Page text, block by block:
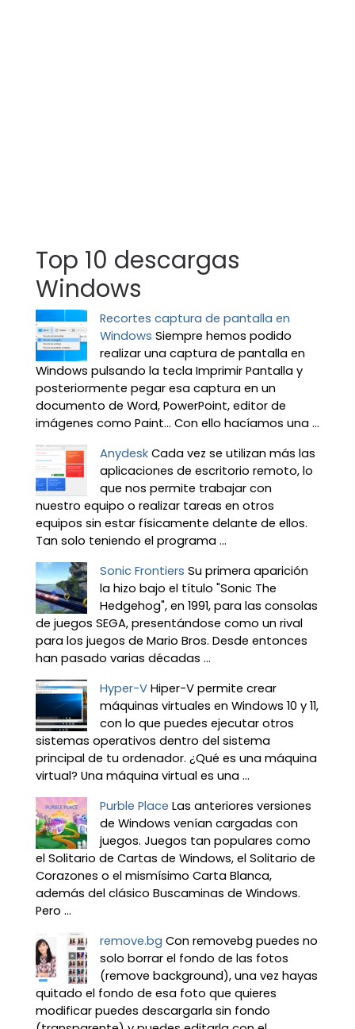
Top 10 descargas
Windows
Recortes captura de pantalla en
Windows Siempre hemos podido
realizar una captura de pantalla en
Windows pulsando la tecla Imprimir Pantalla y
posteriormente pegar esa captura en un
documento de Word, PowerPoint, editor de
imágenes como Paint… Con ello hacíamos una ...
Anydesk Cada vez se utilizan más las
aplicaciones de escritorio remoto, lo
que nos permite trabajar con
nuestro equipo o realizar tareas en otros
equipos sin estar físicamente delante de ellos.
Tan solo teniendo el programa ...
Sonic Frontiers Su primera aparición
la hizo bajo el título "Sonic The
Hedgehog", en 1991, para las consolas
de juegos SEGA, presentándose como un rival
para los juegos de Mario Bros. Desde entonces
han pasado varias décadas ...
Hyper-V Hiper-V permite crear
máquinas virtuales en Windows 10 y 11,
con lo que puedes ejecutar otros
sistemas operativos dentro del sistema
principal de tu ordenador. ¿Qué es una máquina
virtual? Una máquina virtual es una ...
Purble Place Las anteriores versiones
de Windows venían cargadas con
juegos. Juegos tan populares como
el Solitario de Cartas de Windows, el Solitario de
Corazones o el mismísimo Carta Blanca,
además del clásico Buscaminas de Windows.
Pero ...
remove.bg Con removebg puedes no
solo borrar el fondo de las fotos
(remove background), una vez hayas
quitado el fondo de esa foto que quieres
modificar puedes descargarla sin fondo